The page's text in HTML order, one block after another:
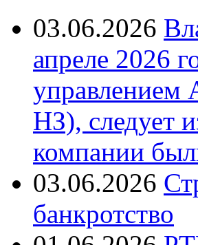
03.06.2026
апреле 2026
НЗ), следует
компании
03.06.2026
банкротство